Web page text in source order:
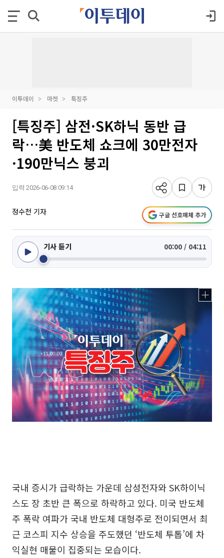
이투데이 마켓 특징주
[특징주] 삼전·SK하닉 동반 급
락…美 반도체 쇼크에 30만전자
·190만닉스 붕괴
입력 2026-06-08 09:14
정수천 기자 구글 선호매체 추가
기사 듣기 00:00 / 04:11
국내 증시가 급락하는 가운데 삼성전자와 SK하이닉
스도 장 초반 큰 폭으로 하락하고 있다. 미국 반도체
주 폭락 여파가 국내 반도체 대형주로 전이되면서 최
근 코스피 지수 상승을 주도했던 ‘반도체 투톱’에 차
익실현 매물이 집중되는 모습이다.